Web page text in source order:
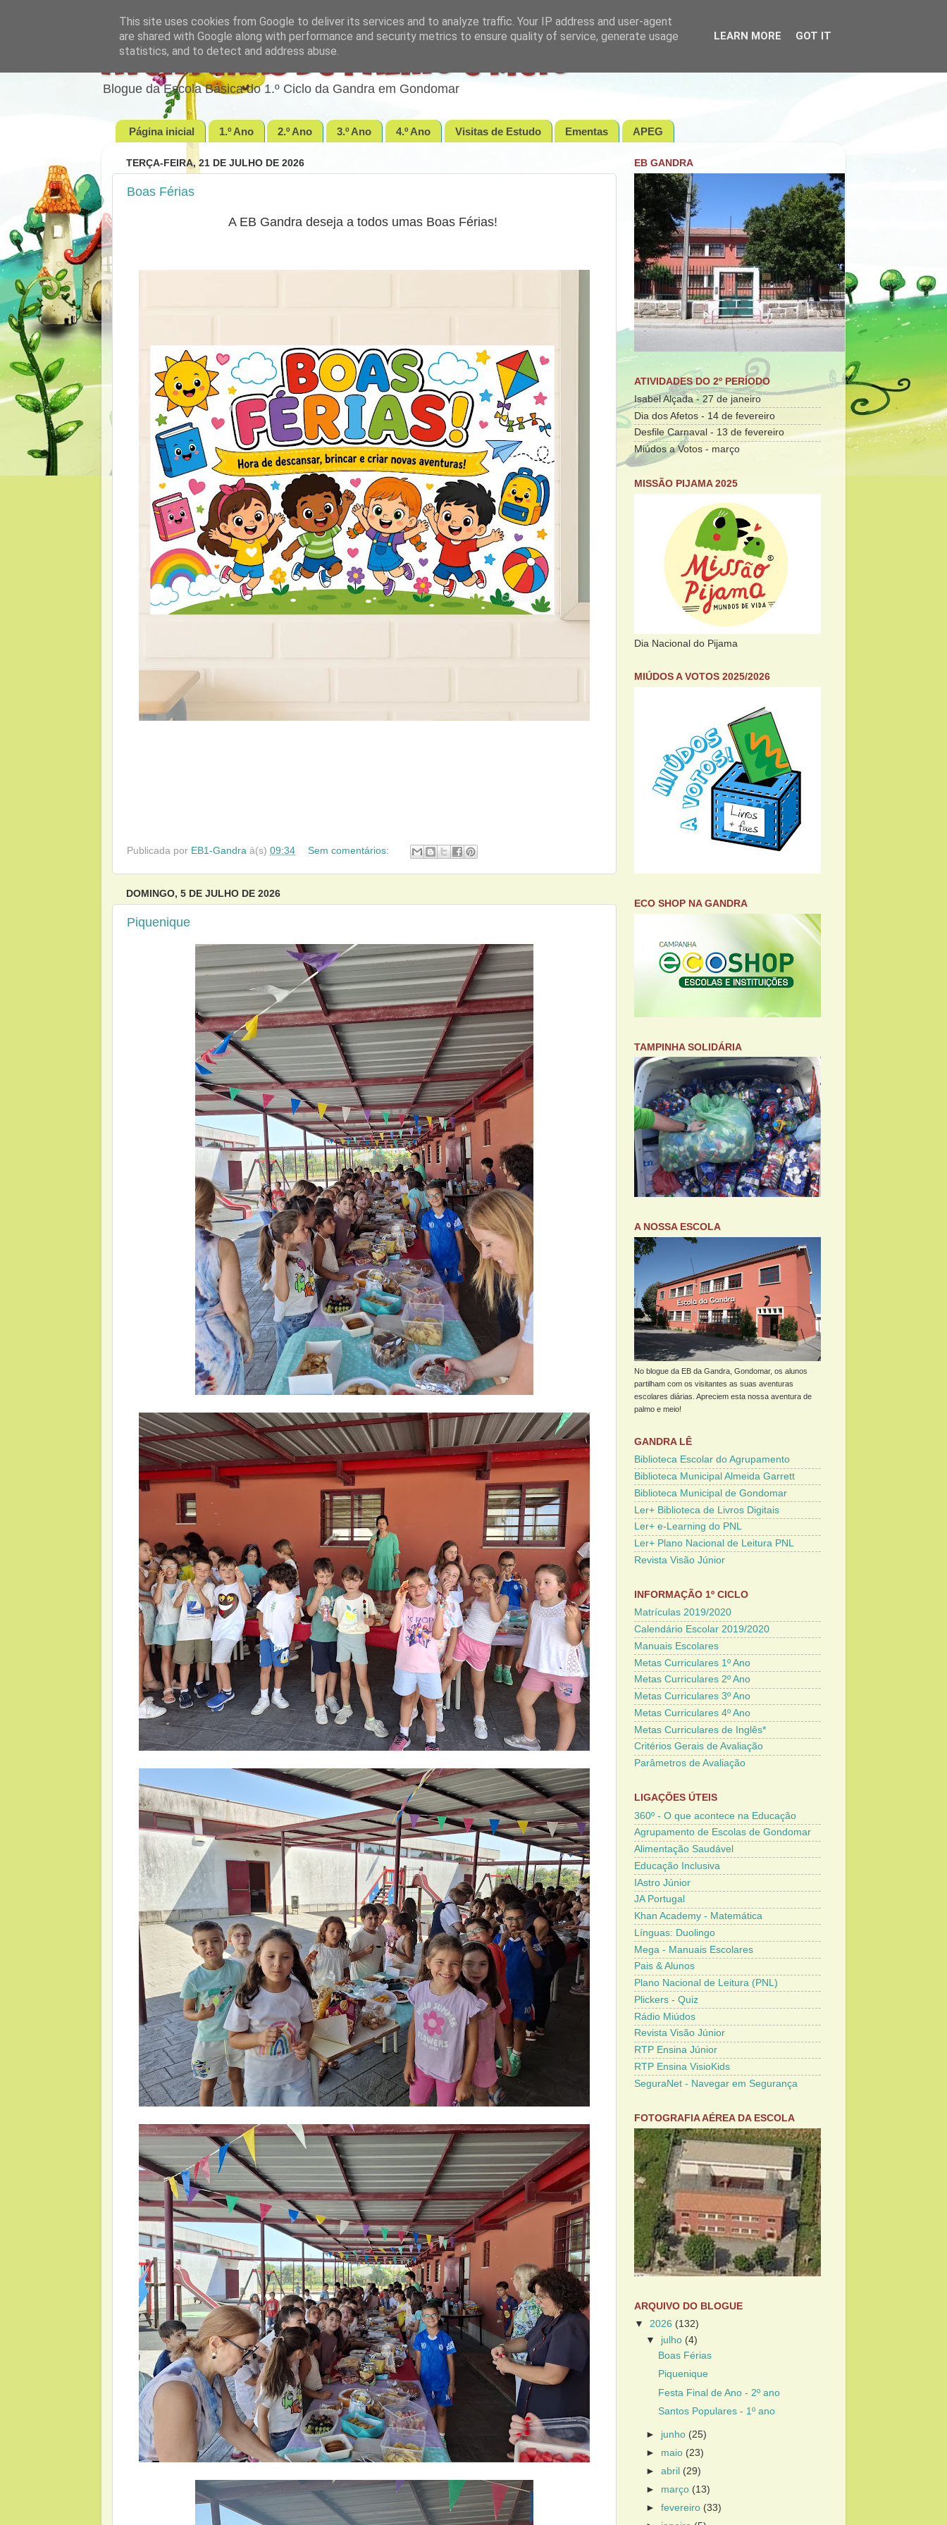
Aventuras de Palmo e Meio
Blogue da Escola Básica do 1.º Ciclo da Gandra em Gondomar
Página inicial 1.º Ano 2.º Ano 3.º Ano 4.º Ano Visitas de Estudo Ementas APEG
TERÇA-FEIRA, 21 DE JULHO DE 2026
Boas Férias
A EB Gandra deseja a todos umas Boas Férias!
Publicada por EB1-Gandra à(s) 09:34 Sem comentários:
DOMINGO, 5 DE JULHO DE 2026
Piquenique
EB GANDRA
ATIVIDADES DO 2º PERÍODO
Isabel Alçada - 27 de janeiro
Dia dos Afetos - 14 de fevereiro
Desfile Carnaval - 13 de fevereiro
Miúdos a Votos - março
MISSÃO PIJAMA 2025
Dia Nacional do Pijama
MIÚDOS A VOTOS 2025/2026
ECO SHOP NA GANDRA
TAMPINHA SOLIDÁRIA
A NOSSA ESCOLA
No blogue da EB da Gandra, Gondomar, os alunos
partilham com os visitantes as suas aventuras
escolares diárias. Apreciem esta nossa aventura de
palmo e meio!
GANDRA LÊ
Biblioteca Escolar do Agrupamento
Biblioteca Municipal Almeida Garrett
Biblioteca Municipal de Gondomar
Ler+ Biblioteca de Livros Digitais
Ler+ e-Learning do PNL
Ler+ Plano Nacional de Leitura PNL
Revista Visão Júnior
INFORMAÇÃO 1º CICLO
Matrículas 2019/2020
Calendário Escolar 2019/2020
Manuais Escolares
Metas Curriculares 1º Ano
Metas Curriculares 2º Ano
Metas Curriculares 3º Ano
Metas Curriculares 4º Ano
Metas Curriculares de Inglês*
Critérios Gerais de Avaliação
Parâmetros de Avaliação
LIGAÇÕES ÚTEIS
360º - O que acontece na Educação
Agrupamento de Escolas de Gondomar
Alimentação Saudável
Educação Inclusiva
IAstro Júnior
JA Portugal
Khan Academy - Matemática
Línguas: Duolingo
Mega - Manuais Escolares
Pais & Alunos
Plano Nacional de Leitura (PNL)
Plickers - Quiz
Rádio Miúdos
Revista Visão Júnior
RTP Ensina Júnior
RTP Ensina VisioKids
SeguraNet - Navegar em Segurança
FOTOGRAFIA AÉREA DA ESCOLA
ARQUIVO DO BLOGUE
▼ 2026 (132)
▼ julho (4)
Boas Férias
Piquenique
Festa Final de Ano - 2º ano
Santos Populares - 1º ano
► junho (25)
► maio (23)
►abril (29)
► março (13)
►fevereiro (33)
This site uses cookies from Google to deliver its services and to analyze traffic. Your IP address and user-agent
are shared with Google along with performance and security metrics to ensure quality of service, generate usage
statistics, and to detect and address abuse.
LEARN MORE GOT IT